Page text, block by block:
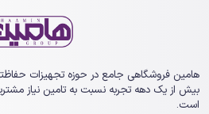
هامین فروشگاهی جامع در حوزه تجهیزات
بیش از یک ‏دهه تجربه نسبت به تامین نیاز
است.